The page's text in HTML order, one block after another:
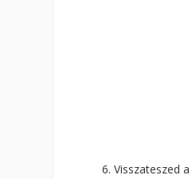
Visszateszed